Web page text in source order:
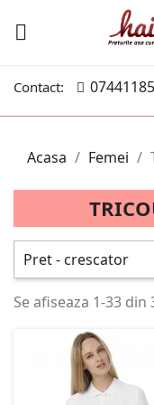

Contact:
Acasa Femei
Pret - crescator
Se afiseaza 1-33 din